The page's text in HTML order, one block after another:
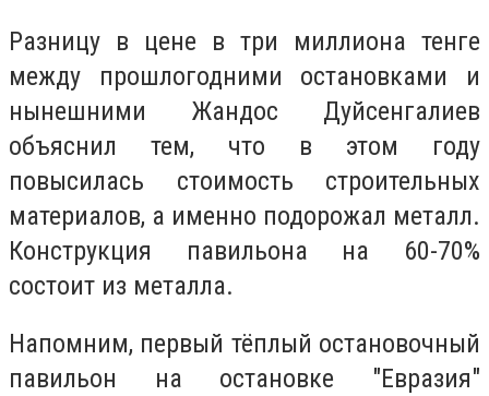
Разницу в цене в три миллиона тенге
между прошлогодними остановками и
нынешними Жандос Дуйсенгалиев
объяснил тем, что в этом году
повысилась стоимость строительных
материалов, а именно подорожал металл.
Конструкция павильона на 60-70%
состоит из металла.
Напомним, первый тёплый остановочный
павильон на остановке "Евразия"